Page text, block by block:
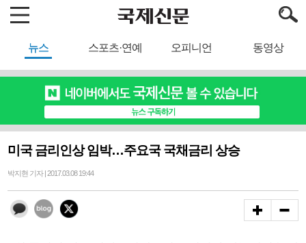
뉴스 스포츠·연예 오피니언 동영상
미국 금리인상 임박…주요국 국채금리 상승
박지현 기자 | 2017.03.08 19:44